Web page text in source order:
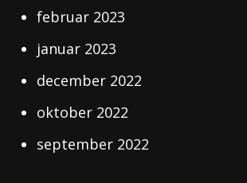
februar 2023
januar 2023
december 2022
oktober 2022
september 2022